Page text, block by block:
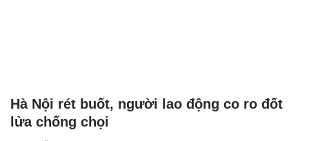
Hà Nội rét buốt, người lao động co ro đốt
lửa chống chọi